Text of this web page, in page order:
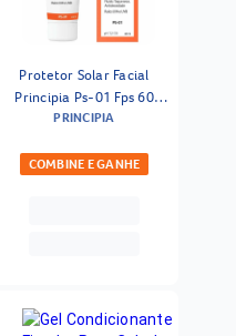
Protetor Solar Facial
Principia Ps-01 Fps 60
40ml
PRINCIPIA
COMBINE E GANHE